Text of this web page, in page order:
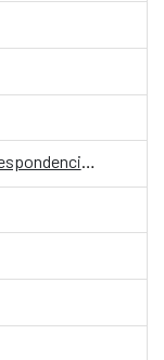
Cuaderno de lo prosaico: diarios y correspondencias